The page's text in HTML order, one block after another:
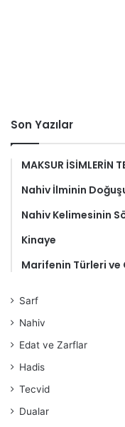
Son Yazılar
MAKSUR İSİMLERİN
Nahiv İlminin
Nahiv Kelimesinin
Kinaye
Marifenin Türleri ve
Sarf
Nahiv
Edat ve Zarflar
Hadis
Tecvid
Dualar